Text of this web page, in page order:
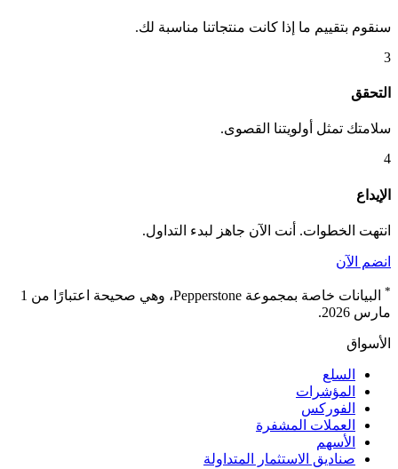
سنقوم بتقييم ما إذا كانت منتجاتنا مناسبة لك.
3
التحقق
سلامتك تمثل أولويتنا القصوى.
4
الإيداع
انتهت الخطوات. أنت الآن جاهز لبدء التداول.
انضم الآن
*
البيانات خاصة بمجموعة Pepperstone، وهي صحيحة اعتبارًا من 1
مارس 2026.
الأسواق
السلع
المؤشرات
الفوركس
العملات المشفرة
الأسهم
صناديق الاستثمار المتداولة